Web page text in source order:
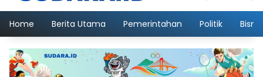
Home Berita Utama Pemerintahan Politik